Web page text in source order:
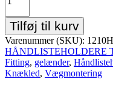
Tilføj til kurv
Varenummer (SKU): 1210H
HÅNDLISTEHOLDERE
Fitting, gelænder,
Knækled, Vægmontering